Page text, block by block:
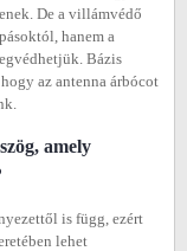
De a villámvédő
hanem a
Bázis
az antenna árbócot
amely
is függ, ezért
lehet